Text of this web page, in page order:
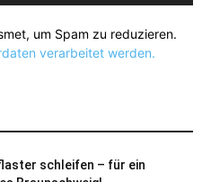
um Spam zu reduzieren.
verarbeitet werden.
schleifen – für ein